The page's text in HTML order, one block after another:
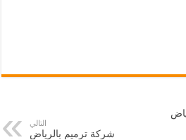
التالي
شركة ترميم بالرياض